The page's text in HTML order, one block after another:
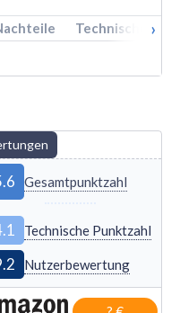
Technische›
Gesamtpunktzahl
Technische Punktzahl
Nutzerbewertung